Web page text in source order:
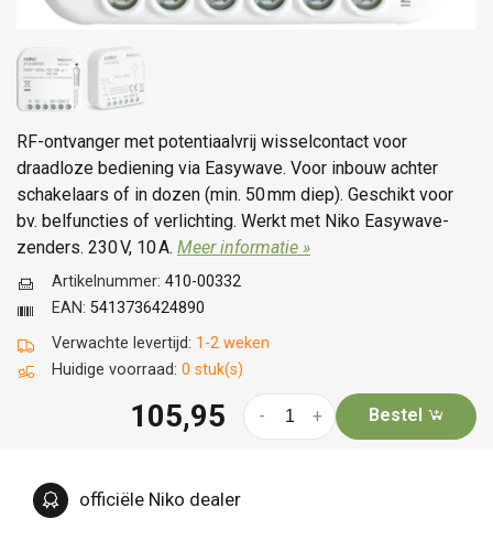
RF-ontvanger met potentiaalvrij wisselcontact voor
draadloze bediening via Easywave. Voor inbouw achter
schakelaars of in dozen (min. 50 mm diep). Geschikt voor
bv. belfuncties of verlichting. Werkt met Niko Easywave-
zenders. 230 V, 10 A. Meer informatie »
Verwachte levertijd: 1-2 weken
Huidige voorraad: 0 stuk(s)
Artikelnummer: 410-00332
EAN: 5413736424890
105,95 +
- Bestel
officiële Niko dealer